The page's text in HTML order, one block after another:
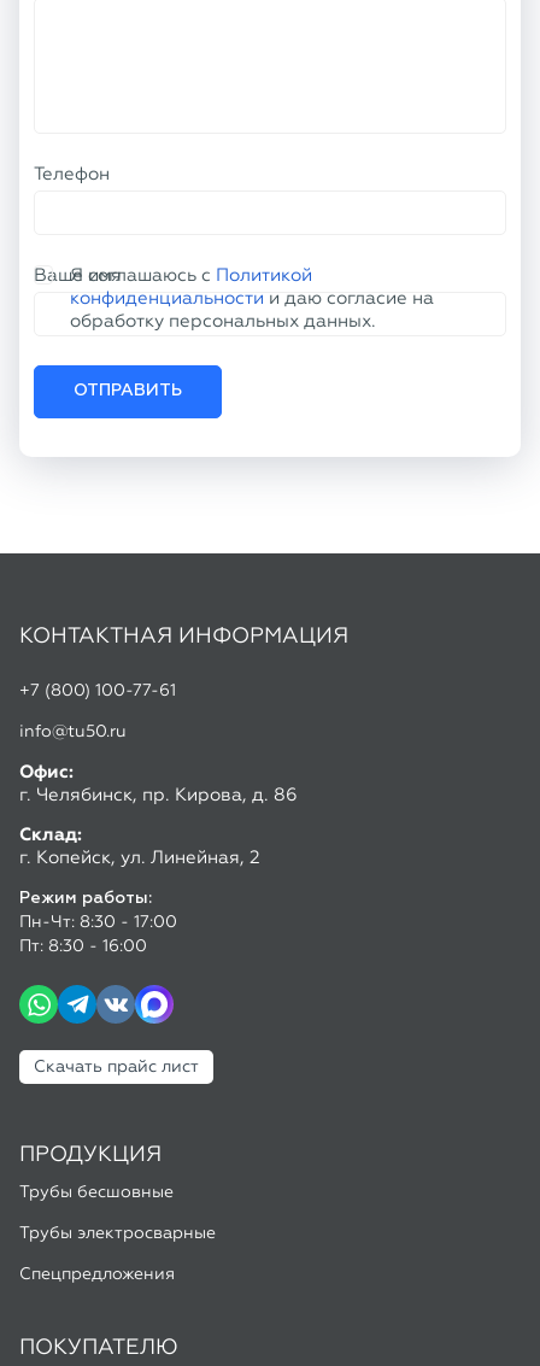
КОНТАКТНАЯ ИНФОРМАЦИЯ
Склад:
Пн-Чт: 8:30 - 17:00
Пт: 8:30 - 16:00
Трубы бесшовные
Трубы электросварные
Спецпредложения
ПОКУПАТЕЛЮ
Доставка и оплата
Калькулятор труб
ГОСТы и ТУ